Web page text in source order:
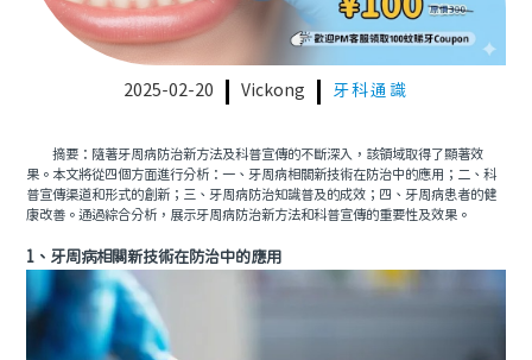
2025-02-20 Vickong 牙科通識
摘要：隨著牙周病防治新方法及科普宣傳的不斷深入，該領域取得了顯著效
果。本文將從四個方面進行分析：一、牙周病相關新技術在防治中的應用；二、科
普宣傳渠道和形式的創新；三、牙周病防治知識普及的成效；四、牙周病患者的健
康改善。通過綜合分析，展示牙周病防治新方法和科普宣傳的重要性及效果。
1、牙周病相關新技術在防治中的應用